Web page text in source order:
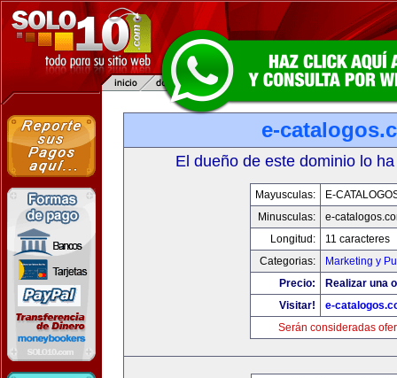
e-
El dueño de este dominio lo
Mayusculas:
E-
Minusculas:
e-
Longitud:
11 caracteres
Categorias:
Marketing y
Precio:
Realizar una
Visitar!
e-
Serán consideradas